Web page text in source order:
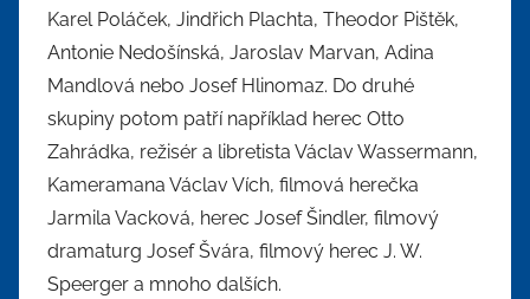
Karel Poláček, Jindřich Plachta, Theodor Pištěk,
Antonie Nedošínská, Jaroslav Marvan, Adina
Mandlová nebo Josef Hlinomaz. Do druhé
skupiny potom patří například herec Otto
Zahrádka, režisér a libretista Václav Wassermann,
Kameramana Václav Vích, filmová herečka
Jarmila Vacková, herec Josef Šindler, filmový
dramaturg Josef Švára, filmový herec J. W.
Speerger a mnoho dalších.